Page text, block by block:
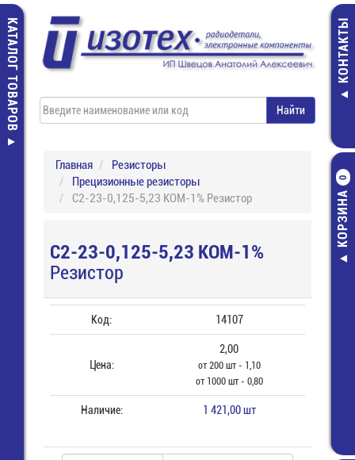
КАТАЛОГ ТОВАРОВ КОНТАКТЫ
КОРЗИНА
0
Главная
Резисторы
Прецизионные резисторы
С2-23-0,125-5,23 КОМ-1% Резистор
С2-23-0,125-5,23 КОМ-1%
Резистор
Код: 14107
Цена:
2,00
от 200 шт - 1,10
от 1000 шт - 0,80
Наличие: 1 421,00 шт